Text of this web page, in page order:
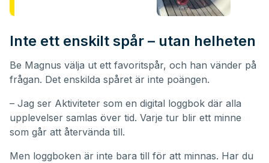
Inte ett enskilt spår – utan helheten
Be Magnus välja ut ett favoritspår, och han vänder på
frågan. Det enskilda spåret är inte poängen.
– Jag ser Aktiviteter som en digital loggbok där alla
upplevelser samlas över tid. Varje tur blir ett minne
som går att återvända till.
Men loggboken är inte bara till för att minnas. Har du